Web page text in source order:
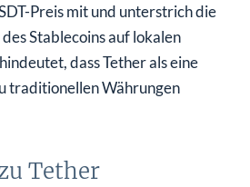
Preis mit und unterstrich die
Stablecoins auf lokalen
dass Tether als eine
traditionellen Währungen
Tether